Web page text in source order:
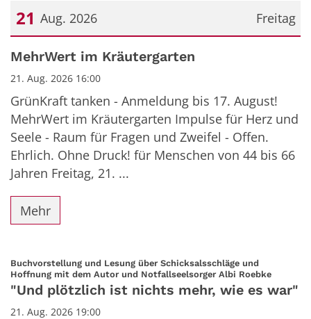
Freitag
21 Aug. 2026
Datum: 21. August 2026
MehrWert im Kräutergarten
21. Aug. 2026 16:00
GrünKraft tanken - Anmeldung bis 17. August!
MehrWert im Kräutergarten Impulse für Herz und
Seele - Raum für Fragen und Zweifel - Offen.
Ehrlich. Ohne Druck! für Menschen von 44 bis 66
Jahren Freitag, 21. ...
Mehr
Buchvorstellung und Lesung über Schicksalsschläge und
Hoffnung mit dem Autor und Notfallseelsorger Albi Roebke:
"Und plötzlich ist nichts mehr, wie es war"
21. Aug. 2026 19:00